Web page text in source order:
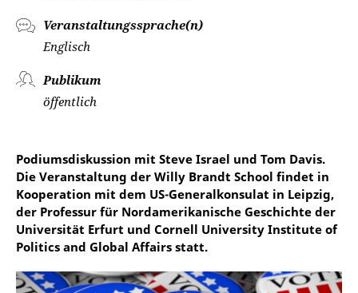
Veranstaltungssprache(n)
Englisch
Publikum
öffentlich
Podiumsdiskussion mit Steve Israel und Tom Davis.
Die Veranstaltung der Willy Brandt School findet in
Kooperation mit dem US-Generalkonsulat in Leipzig,
der Professur für Nordamerikanische Geschichte der
Universität Erfurt und Cornell University Institute of
Politics and Global Affairs statt.